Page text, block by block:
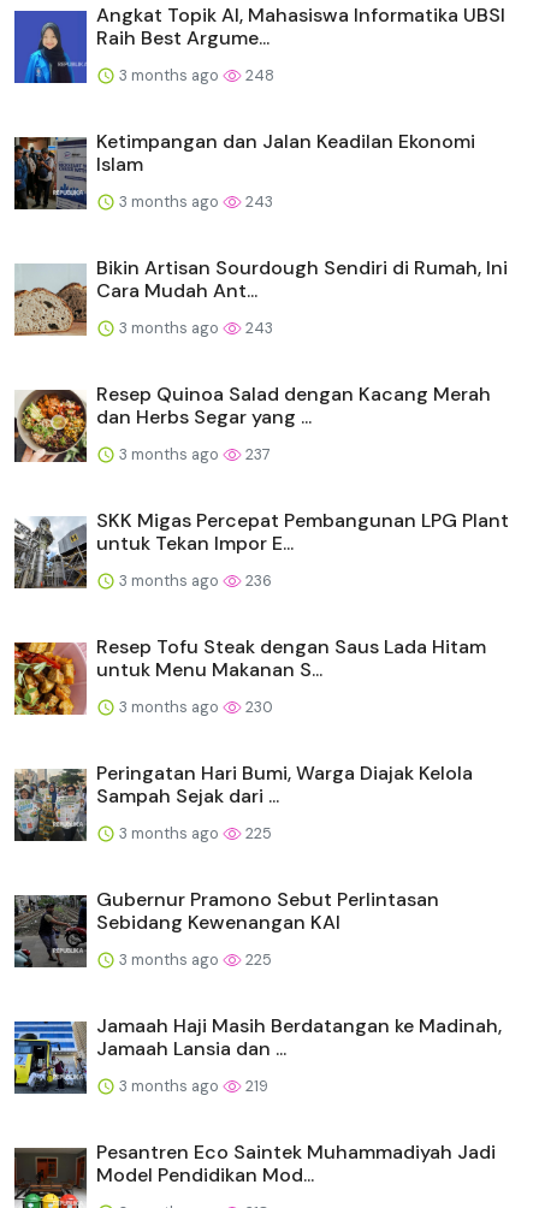
Angkat Topik AI, Mahasiswa Informatika UBSI
Raih Best Argume...
3 months ago 248
Ketimpangan dan Jalan Keadilan Ekonomi
Islam
3 months ago 243
Bikin Artisan Sourdough Sendiri di Rumah, Ini
Cara Mudah Ant...
3 months ago 243
Resep Quinoa Salad dengan Kacang Merah
dan Herbs Segar yang ...
3 months ago 237
SKK Migas Percepat Pembangunan LPG Plant
untuk Tekan Impor E...
3 months ago 236
Resep Tofu Steak dengan Saus Lada Hitam
untuk Menu Makanan S...
3 months ago 230
Peringatan Hari Bumi, Warga Diajak Kelola
Sampah Sejak dari ...
3 months ago 225
Gubernur Pramono Sebut Perlintasan
Sebidang Kewenangan KAI
3 months ago 225
Jamaah Haji Masih Berdatangan ke Madinah,
Jamaah Lansia dan ...
3 months ago 219
Pesantren Eco Saintek Muhammadiyah Jadi
Model Pendidikan Mod...